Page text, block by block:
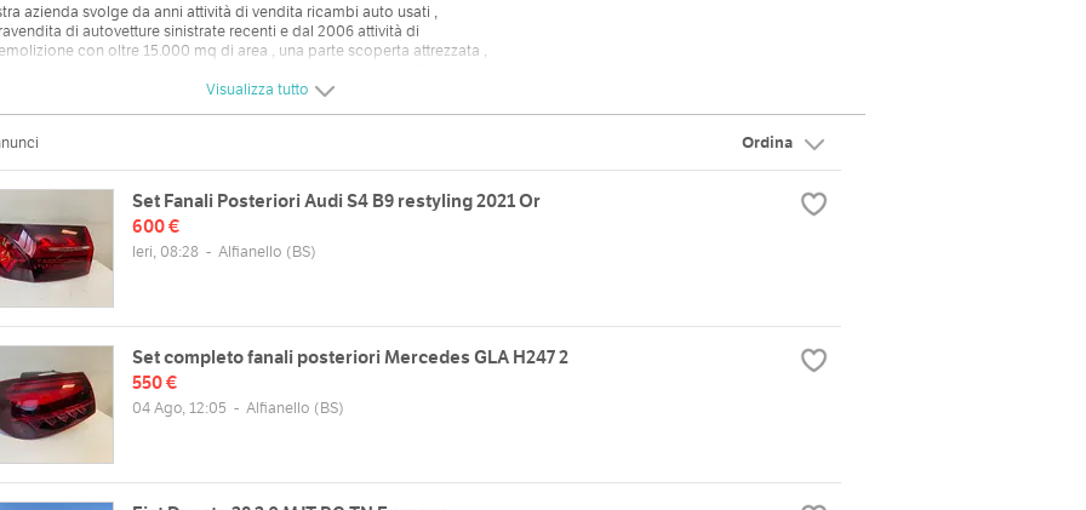
azienda svolge da anni attività di vendita ricambi auto usati ,
di autovetture sinistrate recenti e dal 2006 attività di
con oltre 15.000 mq di area , una parte scoperta attrezzata ,
e lo smontaggio dei veicoli e il relativo stoccaggio dei ricambi recuperati
216, 25020 Alfianello BS,
Mappa
Orari
Mar
Ven
08:00 - 12:00 | 14:00 - 18:00
Dom
Visualizza tutto
Ordina
Set Fanali Posteriori Audi S4 B9 restyling 2021 Or
600 €
Ieri, 08:28 - Alfianello (BS)
Set completo fanali posteriori Mercedes GLA H247 2
550 €
04 Ago, 12:05 - Alfianello (BS)